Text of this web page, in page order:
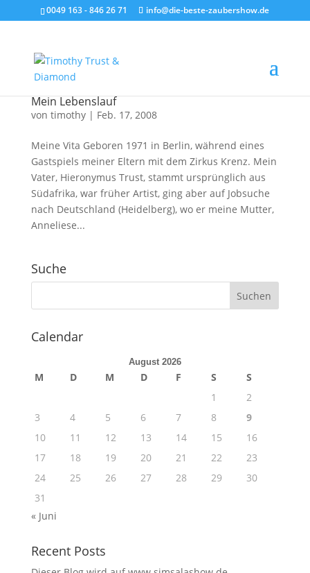
0049 163 - 846 26 71 info@die-beste-zaubershow.de
Mein Lebenslauf
von timothy| Feb. 17, 2008
Meine Vita Geboren 1971 in Berlin, während eines
Gastspiels meiner Eltern mit dem Zirkus Krenz. Mein
Vater, Hieronymus Trust, stammt ursprünglich aus
Südafrika, war früher Artist, ging aber auf Jobsuche
nach Deutschland (Heidelberg), wo er meine Mutter,
Anneliese...
Suche
Calendar
August 2026
M D M D F S
S
1
2
3
4 5 6 7 8
9
10
11 12 13 14 15
16
17
18 19 20 21 22
23
24
25 26 27 28 29
30
31
« Juni
Recent Posts